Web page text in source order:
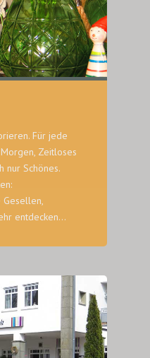
Für jede
Zeitloses
nur Schönes.
Gesellen,
entdecken...